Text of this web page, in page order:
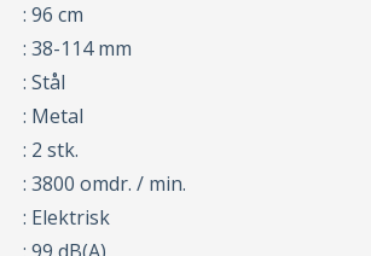
: 96 cm
: 38-114 mm
: Stål
: Metal
: 2 stk.
: 3800 omdr. / min.
: Elektrisk